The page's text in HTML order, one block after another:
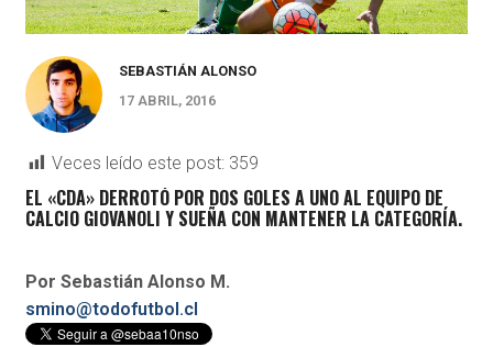
SEBASTIÁN ALONSO
17 ABRIL, 2016
Veces leído este post: 359
EL «CDA» DERROTÓ POR DOS GOLES A UNO AL EQUIPO DE
CALCIO GIOVANOLI Y SUEÑA CON MANTENER LA CATEGORÍA.
Por Sebastián Alonso M.
smino@todofutbol.cl